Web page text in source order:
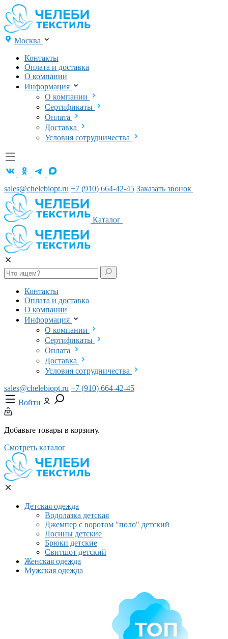
Москва
Контакты
Оплата и доставка
О компании
Информация
О компании
Сертификаты
Оплата
Доставка
Условия сотрудничества
sales@chelebiopt.ru +7 (910) 664-42-45 Заказать звонок
Каталог
Контакты
Оплата и доставка
О компании
Информация
О компании
Сертификаты
Оплата
Доставка
Условия сотрудничества
sales@chelebiopt.ru +7 (910) 664-42-45
Войти
Добавьте товары в корзину.
Смотреть каталог
Детская одежда
Водолазка детская
Джемпер с воротом "поло" детский
Лосины детские
Брюки детские
Свитшот детский
Женская одежда
Мужская одежда